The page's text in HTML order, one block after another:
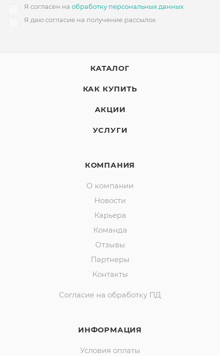
Я согласен на обработку персональных данных
Я даю согласие на получение рассылок
КАТАЛОГ
КАК КУПИТЬ
АКЦИИ
УСЛУГИ
КОМПАНИЯ
О компании
Новости
Карьера
Команда
Отзывы
Партнеры
Контакты
Согласие на обработку ПД
ИНФОРМАЦИЯ
Условия оплаты